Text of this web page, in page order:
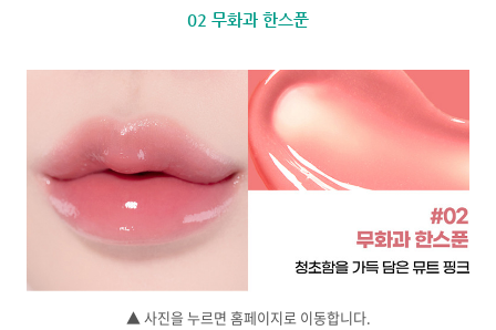
02 무화과 한스푼
▲ 사진을 누르면 홈페이지로 이동합니다.